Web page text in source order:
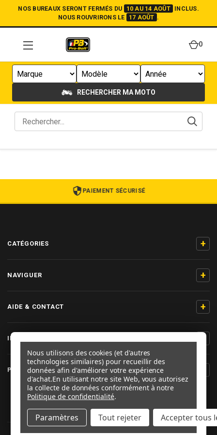
NOS BUREAUX SERONT FERMÉS DU 10 AU 14 AOÛT
INCLUS.
NOUS ROUVRIRONS LE
17 AOÛT .
0
RECHERCHER MA MOTO
PAIEMENT SÉCURISÉ
CATÉGORIES +
NAVIGUER +
AIDE & CONTACT +
INFORMATIONS PRODUIT
PRO-BOLT FRANCE
SUIVEZ-NOUS
Nous utilisons des cookies (et d'autres
technologies similaires) pour recueillir des
données afin d'améliorer votre expérience
d'achat.En utilisant notre site Web, vous autorisez
la collecte de données conformément à notre
Politique de confidentialité.
Paramètres Tout rejeter Accepter tous